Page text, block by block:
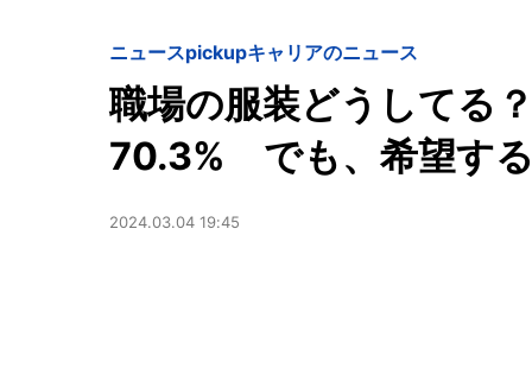
ニュースpickupキャリアのニュース
職場の服装どうしてる
70.3% でも、希望す
2024.03.04 19:45